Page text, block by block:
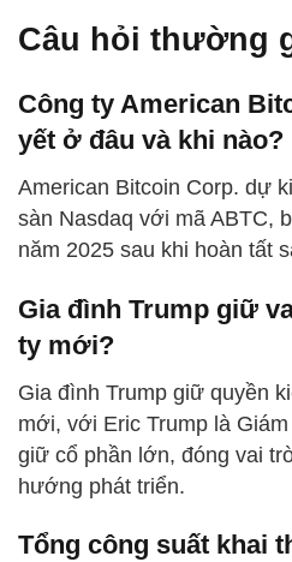
Câu hỏi thường
Công ty American
yết ở đâu và khi nào?
American Bitcoin Corp. dự
sàn Nasdaq với mã ABTC,
năm 2025 sau khi hoàn tất
Gia đình Trump giữ
ty mới?
Gia đình Trump giữ quyền
mới, với Eric Trump là
giữ cổ phần lớn, đóng vai
hướng phát triển.
Tổng công suất khai